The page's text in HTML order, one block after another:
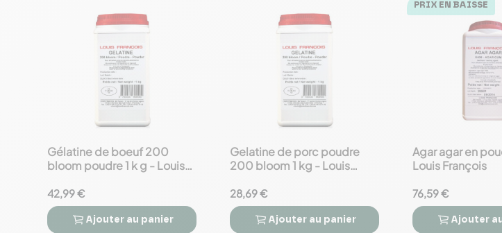
favorite_border
Gélatine de boeuf 200
bloom poudre 1 k g - Louis
42,99 €
Ajouter au panier
favorite_border
Gelatine de porc poudre
200 bloom 1 kg - Louis
28,69 €
Ajouter au panier
PRIX EN BAISSE
favorite_border
Agar agar en
Louis François
76,59 €
Ajouter